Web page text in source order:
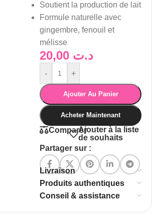
Soutient la production de lait
Formule naturelle avec
gingembre, fenouil et
mélisse
د.ت
- +
Ajouter Au Panier
Acheter Maintenant
ComparerAjouter à la liste
de souhaits
Partager sur :
Livraison
Produits authentiques
Conseil & assistance